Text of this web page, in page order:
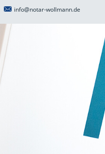
info@notar-wollmann.de